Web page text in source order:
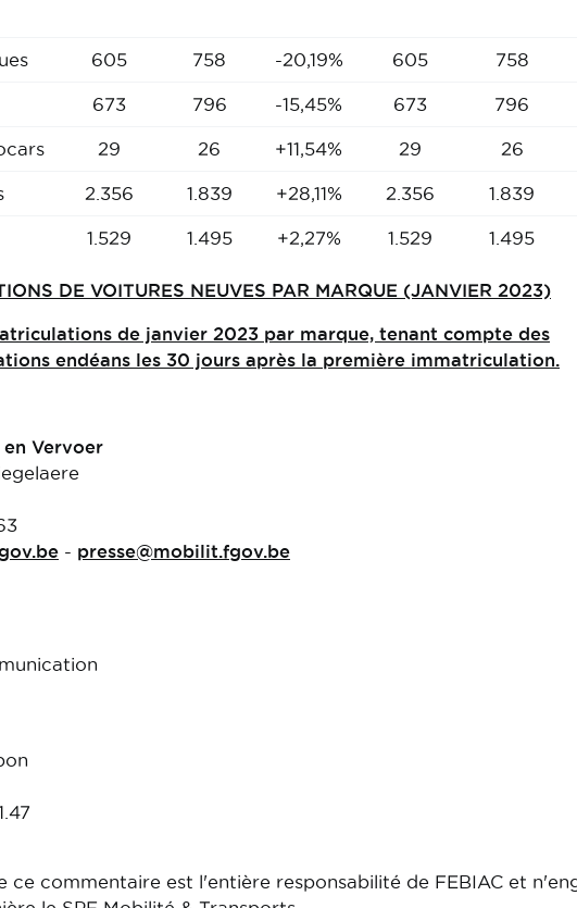
605 758 -20,19% 605 758
673 796 -15,45% 673 796
29 26 +11,54% 29 26
2.356 1.839 +28,11% 2.356 1.839
1.529 1.495 +2,27% 1.529 1.495
DE VOITURES NEUVES PAR MARQUE (JANVIER 2023)
de janvier 2023 par marque, tenant compte des
endéans les 30 jours après la première immatriculation.
Vervoer
- presse@mobilit.fgov.be
ce commentaire est l'entière responsabilité de FEBIAC et